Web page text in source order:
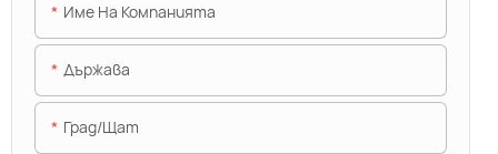
Име На Компанията
Държава
Град/щат